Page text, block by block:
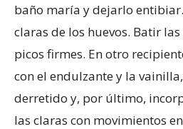
baño maría y dejarlo
claras de los huevos. Batir
picos firmes. En otro
con el endulzante y la
derretido y, por último,
las claras con movimientos